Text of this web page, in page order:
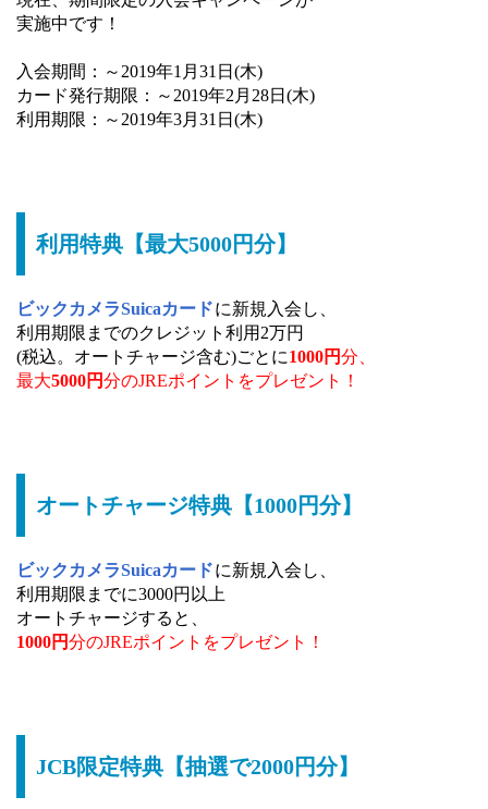
実施中です！
入会期間：～2019年1月31日(木)
カード発行期限：～2019年2月28日(木)
利用期限：～2019年3月31日(木)
利用特典【最大5000円分】
ビックカメラSuicaカードに新規入会し、
利用期限までのクレジット利用2万円
(税込。オートチャージ含む)ごとに1000円分、
最大5000円分のJREポイントをプレゼント！
オートチャージ特典【1000円分】
ビックカメラSuicaカードに新規入会し、
利用期限までに3000円以上
オートチャージすると、
1000円分のJREポイントをプレゼント！
JCB限定特典【抽選で2000円分】